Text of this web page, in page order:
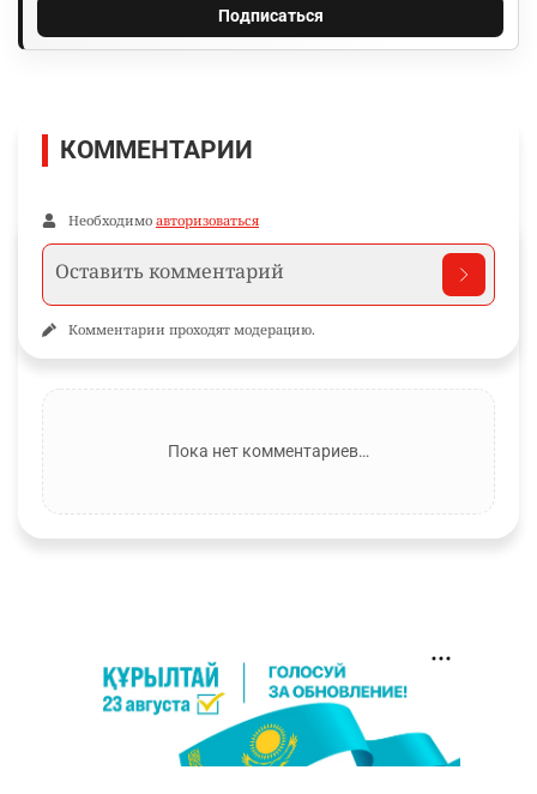
Подписаться
КОММЕНТАРИИ
Необходимо авторизоваться
Комментарии проходят модерацию.
Пока нет комментариев…